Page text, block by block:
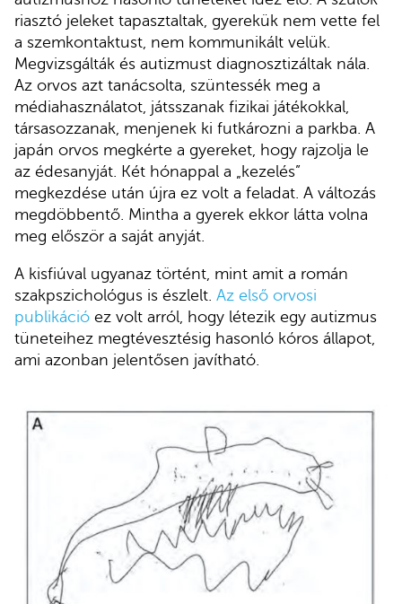
riasztó jeleket tapasztaltak, gyerekük nem vette fel
a szemkontaktust, nem kommunikált velük.
Megvizsgálták és autizmust diagnosztizáltak nála.
Az orvos azt tanácsolta, szüntessék meg a
médiahasználatot, játsszanak fizikai játékokkal,
társasozzanak, menjenek ki futkározni a parkba. A
japán orvos megkérte a gyereket, hogy rajzolja le
az édesanyját. Két hónappal a „kezelés”
megkezdése után újra ez volt a feladat. A változás
megdöbbentő. Mintha a gyerek ekkor látta volna
meg először a saját anyját.
A kisfiúval ugyanaz történt, mint amit a román
szakpszichológus is észlelt. Az első orvosi
publikáció ez volt arról, hogy létezik egy autizmus
tüneteihez megtévesztésig hasonló kóros állapot,
ami azonban jelentősen javítható.